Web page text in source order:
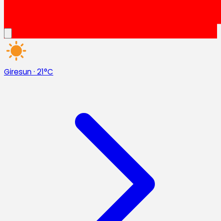
Giresun· 21°C